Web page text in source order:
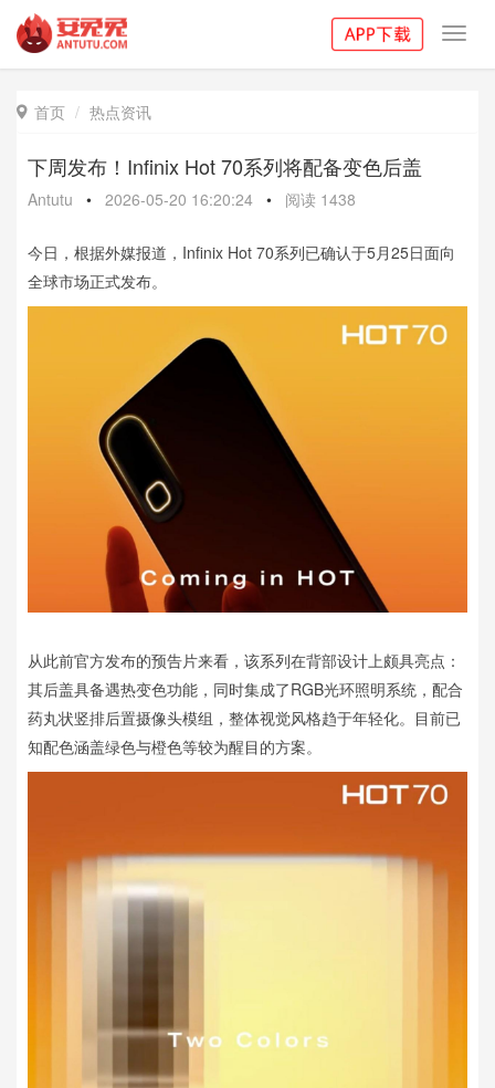
 首页 热点资讯
下周发布！Infinix Hot 70系列将配备变色后盖
Antutu • 2026-05-20 16:20:24 • 阅读 1438
今日，根据外媒报道，Infinix Hot 70系列已确认于5月25日面向
全球市场正式发布。
从此前官方发布的预告片来看，该系列在背部设计上颇具亮点：
其后盖具备遇热变色功能，同时集成了RGB光环照明系统，配合
药丸状竖排后置摄像头模组，整体视觉风格趋于年轻化。目前已
知配色涵盖绿色与橙色等较为醒目的方案。